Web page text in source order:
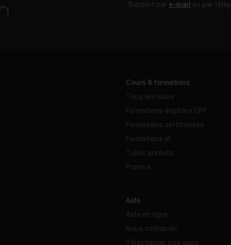
Support par e-mail ou par
Cours & formations
Tous les tutos
Formations éligibles CPF
Formations certifiantes
Formations IA
Tutos gratuits
Promos
Aide
Aide en ligne
Nous contacter
Télécharger nos apps